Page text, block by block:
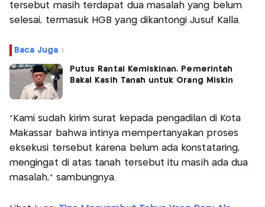
tersebut masih terdapat dua masalah yang belum
selesai, termasuk HGB yang dikantongi Jusuf Kalla.
Baca Juga :
Putus Rantai Kemiskinan, Pemerintah
Bakal Kasih Tanah untuk Orang Miskin
"Kami sudah kirim surat kepada pengadilan di Kota
Makassar bahwa intinya mempertanyakan proses
eksekusi tersebut karena belum ada konstataring,
mengingat di atas tanah tersebut itu masih ada dua
masalah," sambungnya.